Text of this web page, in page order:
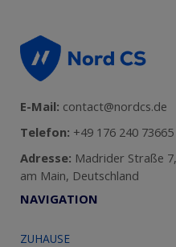
E-Mail: contact@nordcs.de
Telefon: +49 176 240 73665
Adresse: Madrider Straße
am Main, Deutschland
NAVIGATION
ZUHAUSE